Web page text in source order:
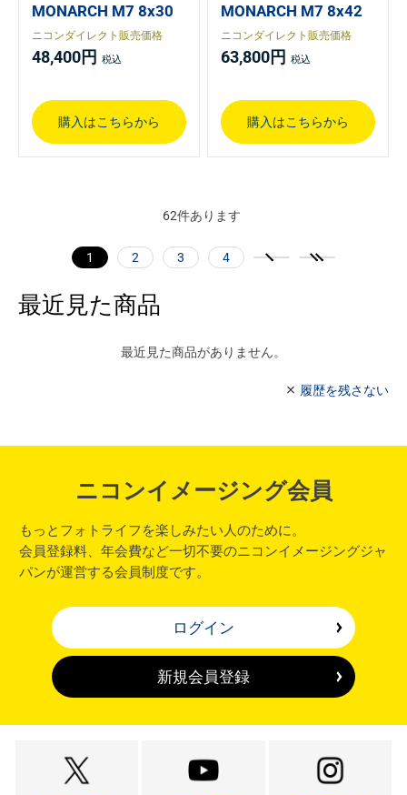
MONARCH M7 8x30
ニコンダイレクト販売価格
48,400円
購入はこちらから
MONARCH M7 8x42
ニコンダイレクト販売価格
63,800円
購入はこちらから
62件あります
1 2 3 4
最近見た商品
最近見た商品がありません。
履歴を残さない
ニコンイメージング会員
もっとフォトライフを楽しみたい人のために。
会員登録料、年会費など一切不要のニコンイメージングジャ
パンが運営する会員制度です。
ログイン
新規会員登録